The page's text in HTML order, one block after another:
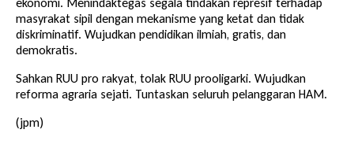
masyrakat sipil dengan mekanisme yang ketat dan tidak
diskriminatif. Wujudkan pendidikan ilmiah, gratis, dan
demokratis.
Sahkan RUU pro rakyat, tolak RUU prooligarki. Wujudkan
reforma agraria sejati. Tuntaskan seluruh pelanggaran HAM.
(jpm)